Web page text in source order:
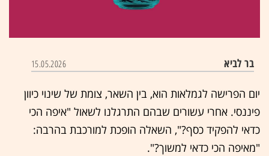
בר לביא 15.05.2026
יום הפרישה לגמלאות הוא, בין השאר, צומת של שינוי כיוון
פיננסי. אחרי עשורים שבהם התרגלנו לשאול "איפה הכי
כדאי להפקיד כסף?", השאלה הופכת למורכבת בהרבה:
"מאיפה הכי כדאי למשוך?".